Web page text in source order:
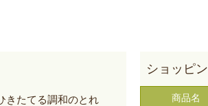
きたてる調和のとれ
商品名